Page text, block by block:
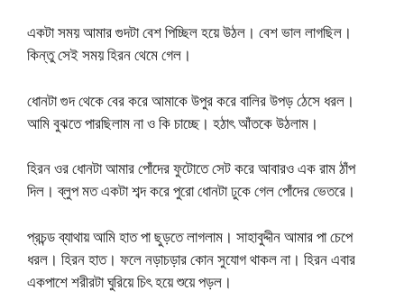
একটা সময় আমার গুদটা বেশ পিচ্ছিল হয়ে উঠল। বেশ ভাল লাগছিল।
কিন্তু সেই সময় হিরন থেমে গেল।
ধোনটা গুদ থেকে বের করে আমাকে উপুর করে বালির উপড় ঠেসে ধরল।
আমি বুঝতে পারছিলাম না ও কি চাচ্ছে। হঠাৎ আঁতকে উঠলাম।
হিরন ওর ধোনটা আমার পোঁদের ফুটোতে সেট করে আবারও এক রাম ঠাঁপ
দিল। ব্লুপ মত একটা শব্দ করে পুরো ধোনটা ঢুকে গেল পোঁদের ভেতরে।
প্রচন্ড ব্যাথায় আমি হাত পা ছুড়তে লাগলাম। সাহাবুদ্দীন আমার পা চেপে
ধরল। হিরন হাত। ফলে নড়াচড়ার কোন সুযোগ থাকল না। হিরন এবার
একপাশে শরীরটা ঘুরিয়ে চিৎ হয়ে শুয়ে পড়ল।